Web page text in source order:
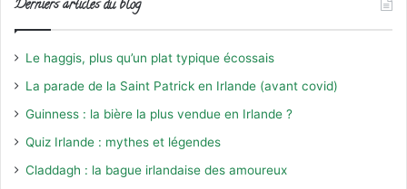
Derniers articles du blog
Le haggis, plus qu’un plat typique écossais
La parade de la Saint Patrick en Irlande (avant covid)
Guinness : la bière la plus vendue en Irlande ?
Quiz Irlande : mythes et légendes
Claddagh : la bague irlandaise des amoureux